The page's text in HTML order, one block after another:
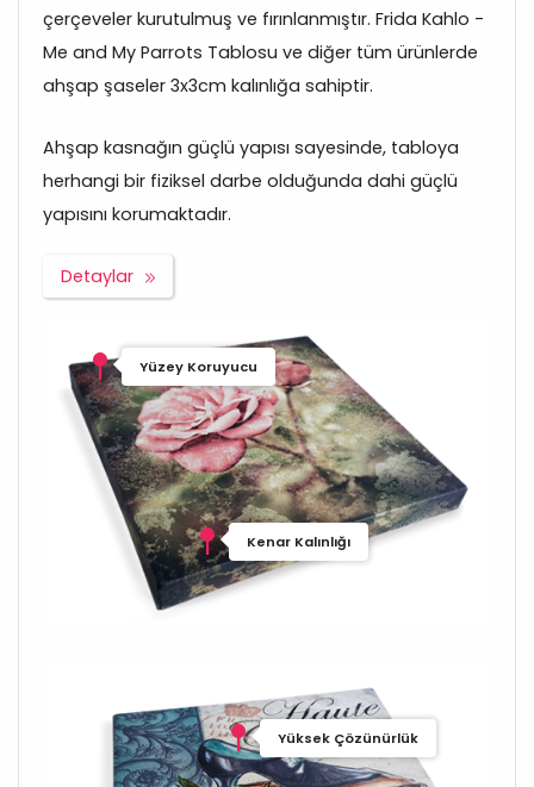
çerçeveler kurutulmuş ve fırınlanmıştır. Frida Kahlo -
Me and My Parrots Tablosu ve diğer tüm ürünlerde
ahşap şaseler 3x3cm kalınlığa sahiptir.
Ahşap kasnağın güçlü yapısı sayesinde, tabloya
herhangi bir fiziksel darbe olduğunda dahi güçlü
yapısını korumaktadır.
Detaylar
Yüzey Koruyucu
Kenar Kalınlığı
Yüksek Çözünürlük